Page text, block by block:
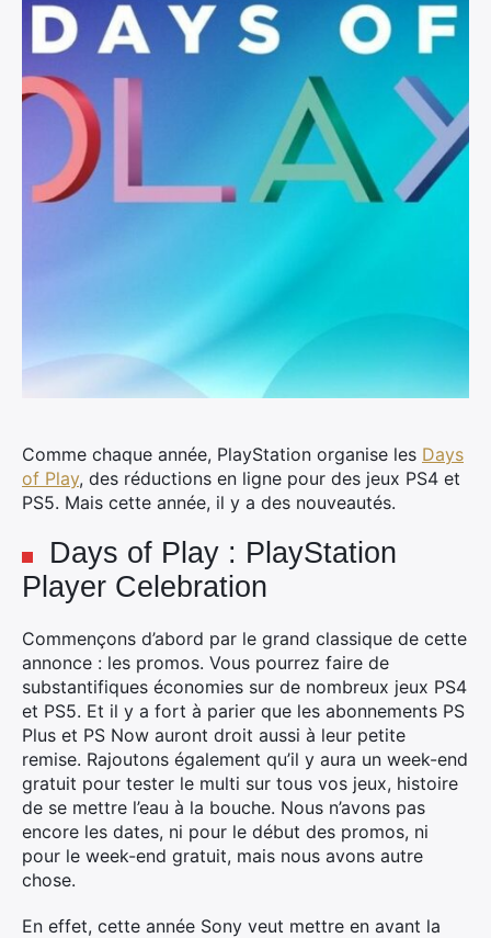
Comme chaque année, PlayStation organise les Days
of Play, des réductions en ligne pour des jeux PS4 et
PS5. Mais cette année, il y a des nouveautés.
Days of Play : PlayStation
Player Celebration
Commençons d’abord par le grand classique de cette
annonce : les promos. Vous pourrez faire de
substantifiques économies sur de nombreux jeux PS4
et PS5. Et il y a fort à parier que les abonnements PS
Plus et PS Now auront droit aussi à leur petite
remise. Rajoutons également qu’il y aura un week-end
gratuit pour tester le multi sur tous vos jeux, histoire
de se mettre l’eau à la bouche. Nous n’avons pas
encore les dates, ni pour le début des promos, ni
pour le week-end gratuit, mais nous avons autre
chose.
En effet, cette année Sony veut mettre en avant la